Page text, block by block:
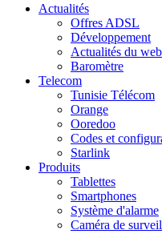
Actualités
Offres ADSL
Développement
Actualités du web
Baromètre
Telecom
Tunisie Télécom
Orange
Ooredoo
Codes et
Starlink
Produits
Tablettes
Smartphones
Système d'alarme
Caméra de